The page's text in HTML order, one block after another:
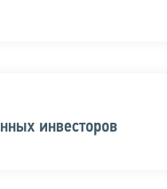
инвесторов